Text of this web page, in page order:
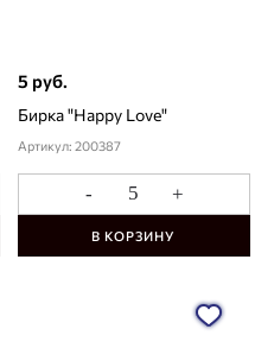
5 руб.
Бирка "Happy Love"
Артикул: 200387
- +
В КОРЗИНУ